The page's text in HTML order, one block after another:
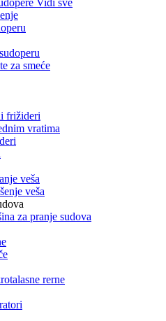
Vidi sve
za smeće
frižideri
vratima
veša
veša
za pranje sudova
rerne